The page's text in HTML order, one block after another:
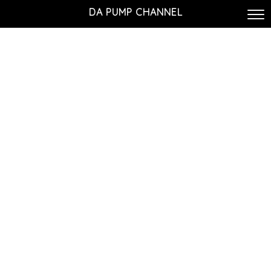
DA PUMP CHANNEL